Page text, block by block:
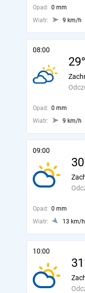
Opad: 0 mm
Wiatr:
9 km/h
08:00
Opad: 0 mm
Wiatr:
9 km/h
09:00
Opad: 0 mm
Wiatr:
13 km/h
10:00